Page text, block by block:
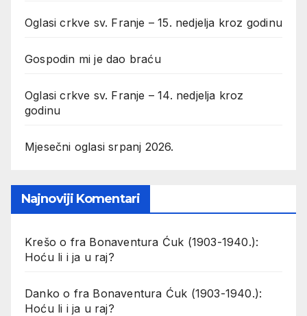
Oglasi crkve sv. Franje – 15. nedjelja kroz godinu
Gospodin mi je dao braću
Oglasi crkve sv. Franje – 14. nedjelja kroz
godinu
Mjesečni oglasi srpanj 2026.
Najnoviji Komentari
Krešo o fra Bonaventura Ćuk (1903-1940.):
Hoću li i ja u raj?
Danko o fra Bonaventura Ćuk (1903-1940.):
Hoću li i ja u raj?